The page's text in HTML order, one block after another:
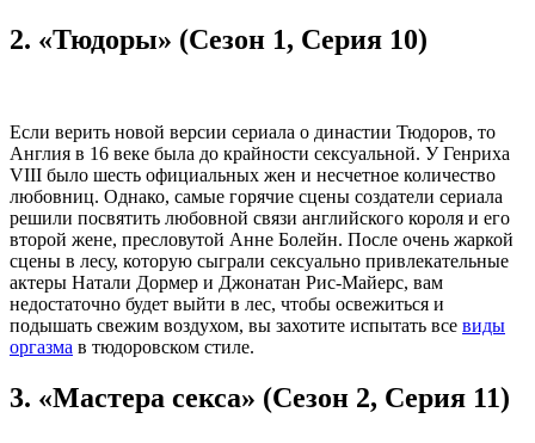
2. «Тюдоры» (Сезон 1, Серия 10)
Если верить новой версии сериала о династии Тюдоров, то
Англия в 16 веке была до крайности сексуальной. У Генриха
VIII было шесть официальных жен и несчетное количество
любовниц. Однако, самые горячие сцены создатели сериала
решили посвятить любовной связи английского короля и его
второй жене, пресловутой Анне Болейн. После очень жаркой
сцены в лесу, которую сыграли сексуально привлекательные
актеры Натали Дормер и Джонатан Рис-Майерс, вам
недостаточно будет выйти в лес, чтобы освежиться и
подышать свежим воздухом, вы захотите испытать все виды
оргазма в тюдоровском стиле.
3. «Мастера секса» (Сезон 2, Серия 11)